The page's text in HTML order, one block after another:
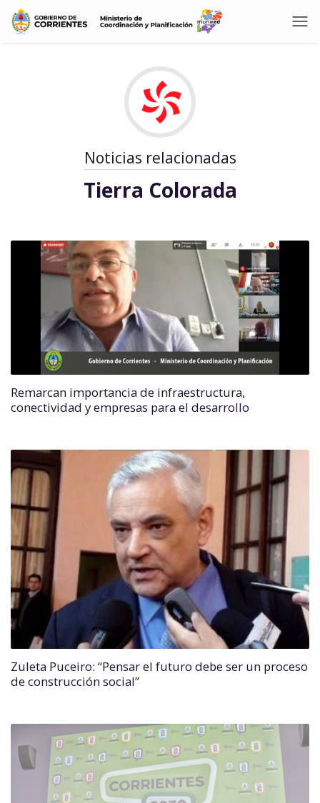
Noticias relacionadas
Tierra Colorada
Remarcan importancia de infraestructura,
conectividad y empresas para el desarrollo
Zuleta Puceiro: “Pensar el futuro debe ser un proceso
de construcción social”